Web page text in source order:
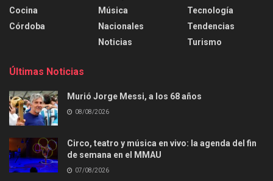
Cocina
Córdoba
Música
Nacionales
Noticias
Tecnología
Tendencias
Turismo
Últimas Noticias
Murió Jorge Messi, a los 68 años
08/08/2026
Circo, teatro y música en vivo: la agenda del fin
de semana en el MMAU
07/08/2026